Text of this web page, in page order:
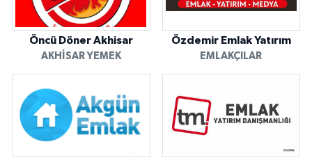
Öncü Döner Akhisar
AKHISAR YEMEK
Özdemir Emlak Yatırım
EMLAKÇILAR